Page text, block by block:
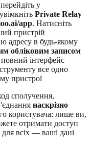
у
Private Relay
app. Натисніть
пристрій
адресу в будь-якому
обліковим записом
інтерфейс
все одно
пристрої
сполучення,
наскрізно
користувача: лише ви,
отримати доступ
всіх — ваші дані